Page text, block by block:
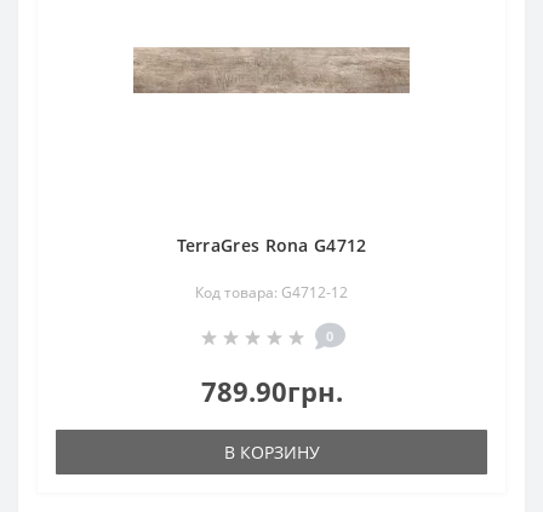
TerraGres Rona G4712
Код товара: G4712-12
0
789.90грн.
В КОРЗИНУ